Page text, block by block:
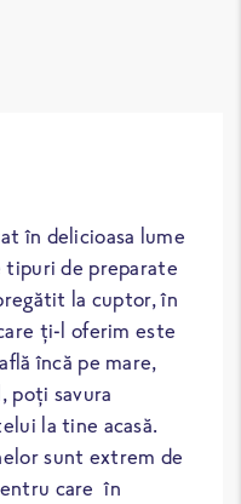
în delicioasa lume
tipuri de preparate
la cuptor, în
ți-l oferim este
încă pe mare,
poți savura
la tine acasă.
sunt extrem de
care în